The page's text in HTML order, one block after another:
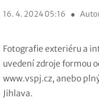
16. 4. 2024 05:16 ●
Fotografie exteriéru a
uvedení zdroje formou
www.vspj.cz, anebo
Jihlava.